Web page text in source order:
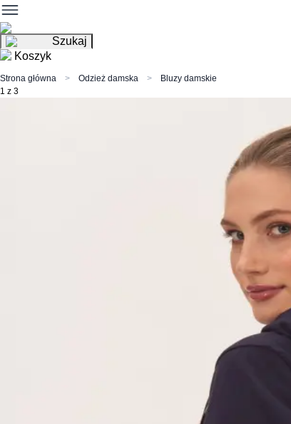
Szukaj
Koszyk
Strona główna Odzież damska
Bluzy damskie
1 z 3